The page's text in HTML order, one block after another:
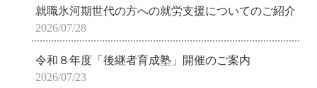
就職氷河期世代の方への就労支援についてのご紹介
2026/07/28
令和８年度「後継者育成塾」開催のご案内
2026/07/23